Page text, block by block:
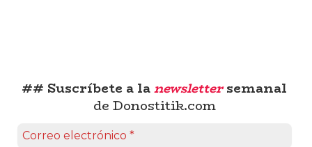
## Suscríbete a lanewslettersemanal
de Donostitik.com